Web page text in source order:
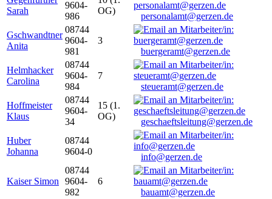
Sarah
9604-
986
OG)
personalamt@gerzen.de
Gschwandtner
Anita
08744
9604-
981
3
buergeramt@gerzen.de
Helmhacker
Carolina
08744
9604-
984
7
steueramt@gerzen.de
Hoffmeister
Klaus
08744
9604-
34
15 (1.
OG)
geschaeftsleitung@gerzen.de
Huber
Johanna
08744
9604-0
info@gerzen.de
Kaiser Simon
08744
9604-
982
6
bauamt@gerzen.de